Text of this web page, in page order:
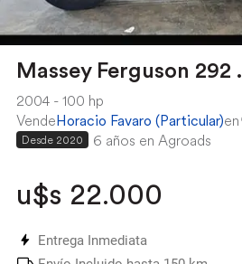
Massey Ferguson 292 .
2004
100 hp
VendeHoracio Favaro (Particular)en
Desde 2020 6 años en Agroads
u$s 22.000
Entrega Inmediata